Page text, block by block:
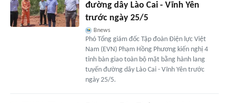
đường dây Lào Cai - Vĩnh Yên
trước ngày 25/5
Bnews
Phó Tổng giám đốc Tập đoàn Điện lực Việt
Nam (EVN) Phạm Hồng Phương kiến nghị 4
tỉnh bàn giao toàn bộ mặt bằng hành lang
tuyến đường dây Lào Cai - Vĩnh Yên trước
ngày 25/5.